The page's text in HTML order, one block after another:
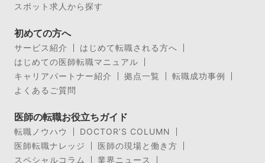
スポット求人から探す
初めての方へ
サービス紹介
はじめて転職される方へ
はじめての医師転職マニュアル
キャリアパートナー紹介
拠点一覧
転職成功事例
よくあるご質問
医師の転職お役立ちガイド
転職ノウハウ
DOCTOR’S COLUMN
医師転職ナレッジ
医師の現場と働き方
スペシャルコラム
業界ニュース